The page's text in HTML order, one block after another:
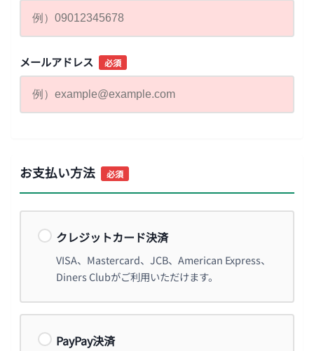
メールアドレス 必須
お支払い方法 必須
クレジットカード決済
VISA、Mastercard、JCB、American Express、
Diners Clubがご利用いただけます。
PayPay決済